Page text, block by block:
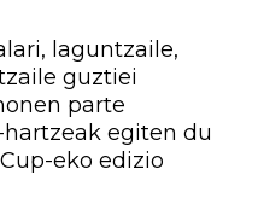
laguntzaile,
guztiei
parte
egiten du
eko edizio